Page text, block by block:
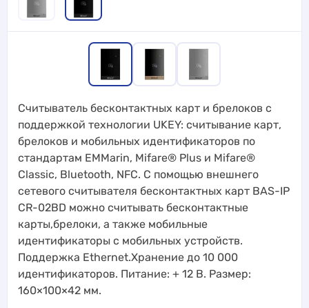
Считыватель бесконтактных карт и брелоков с
поддержкой технологии UKEY: считывание карт,
брелоков и мобильных идентификаторов по
стандартам EMMarin, Mifare® Plus и Mifare®
Classic, Bluetooth, NFC. С помощью внешнего
сетевого считывателя бесконтактных карт BAS-IP
CR-02BD можно считывать бесконтактные
карты,брелоки, а также мобильные
идентификаторы с мобильных устройств.
Поддержка Ethernet.Хранение до 10 000
идентификаторов. Питание: + 12 В. Размер:
160×100×42 мм.